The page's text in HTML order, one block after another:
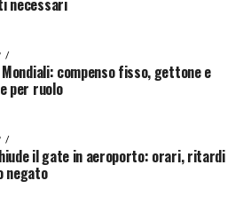
compenso fisso, gettone e
per ruolo
il gate in aeroporto: orari, ritardi
negato